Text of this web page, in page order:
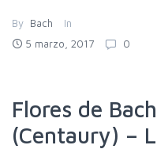
By Bach
In
5 marzo, 2017
0
Flores de
(Centaury) –